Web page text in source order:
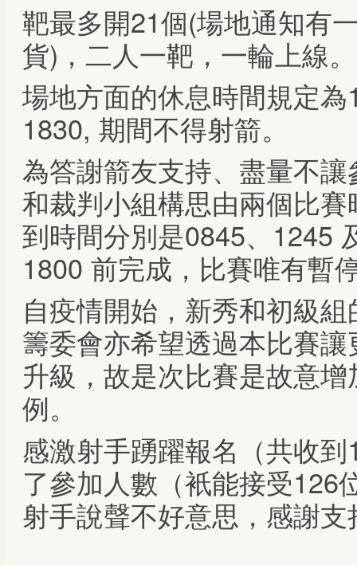
靶最多開21個(場地通知有
貨)，二人一靶，一輪上線。
場地方面的休息時間規定
1830, 期間不得射箭。
為答謝箭友支持、盡量不
和裁判小組構思由兩個比
到時間分別是0845、1245
1800 前完成，比賽唯有暫
自疫情開始，新秀和初級
籌委會亦希望透過本比賽
升級，故是次比賽是故意
例。
感激射手踴躍報名（共收
了參加人數（衹能接受126
射手說聲不好意思，感謝支